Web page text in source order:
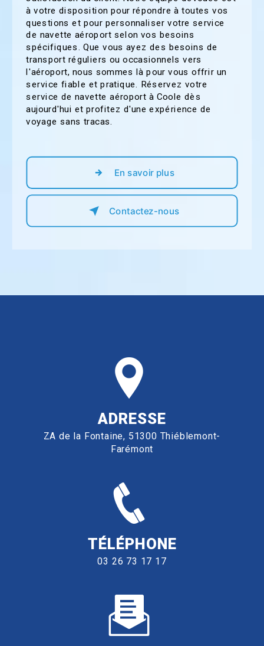
à votre disposition pour répondre à toutes vos
questions et pour personnaliser votre service
de navette aéroport selon vos besoins
spécifiques. Que vous ayez des besoins de
transport réguliers ou occasionnels vers
l'aéroport, nous sommes là pour vous offrir un
service fiable et pratique. Réservez votre
service de navette aéroport à Coole dès
aujourd'hui et profitez d'une expérience de
voyage sans tracas.
En savoir plus
Contactez-nous
ADRESSE
ZA de la Fontaine, 51300 Thiéblemont-
Farémont
TÉLÉPHONE
03 26 73 17 17